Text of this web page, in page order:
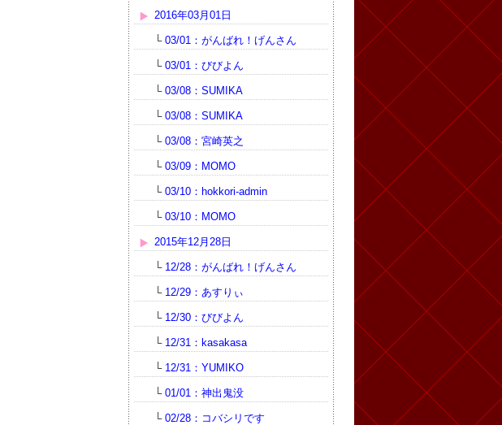
2016年03月01日
└ 03/01：がんばれ！げんさん
└ 03/01：びびよん
└ 03/08：SUMIKA
└ 03/08：SUMIKA
└ 03/08：宮崎英之
└ 03/09：MOMO
└ 03/10：hokkori-admin
└ 03/10：MOMO
2015年12月28日
└ 12/28：がんばれ！げんさん
└ 12/29：あすりぃ
└ 12/30：びびよん
└ 12/31：kasakasa
└ 12/31：YUMIKO
└ 01/01：神出鬼没
└ 02/28：コバシリです